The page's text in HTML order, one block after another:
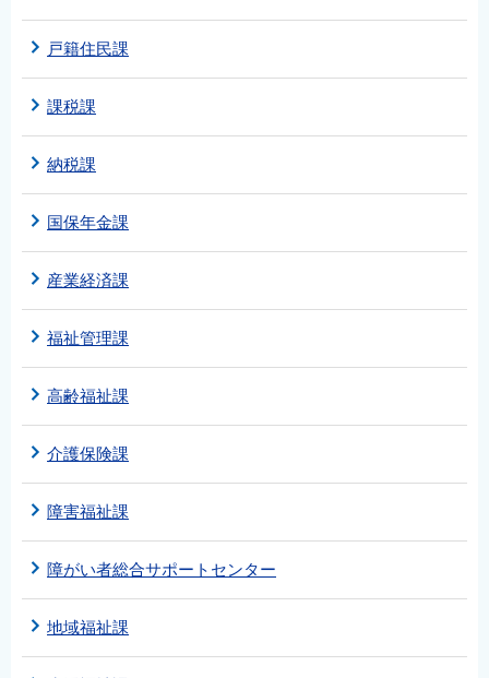
戸籍住民課
課税課
納税課
国保年金課
産業経済課
福祉管理課
高齢福祉課
介護保険課
障害福祉課
障がい者総合サポートセンター
地域福祉課